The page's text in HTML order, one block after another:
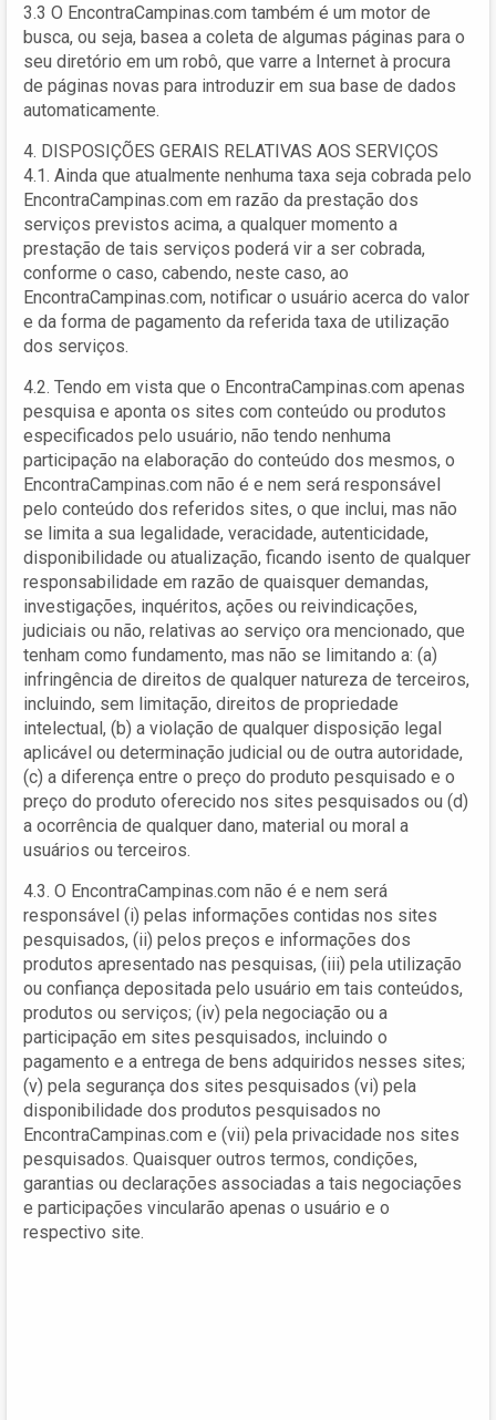
3.3 O EncontraCampinas.com também é um motor de
busca, ou seja, basea a coleta de algumas páginas para o
seu diretório em um robô, que varre a Internet à procura
de páginas novas para introduzir em sua base de dados
automaticamente.
4. DISPOSIÇÕES GERAIS RELATIVAS AOS SERVIÇOS
4.1. Ainda que atualmente nenhuma taxa seja cobrada pelo
EncontraCampinas.com em razão da prestação dos
serviços previstos acima, a qualquer momento a
prestação de tais serviços poderá vir a ser cobrada,
conforme o caso, cabendo, neste caso, ao
EncontraCampinas.com, notificar o usuário acerca do valor
e da forma de pagamento da referida taxa de utilização
dos serviços.
4.2. Tendo em vista que o EncontraCampinas.com apenas
pesquisa e aponta os sites com conteúdo ou produtos
especificados pelo usuário, não tendo nenhuma
participação na elaboração do conteúdo dos mesmos, o
EncontraCampinas.com não é e nem será responsável
pelo conteúdo dos referidos sites, o que inclui, mas não
se limita a sua legalidade, veracidade, autenticidade,
disponibilidade ou atualização, ficando isento de qualquer
responsabilidade em razão de quaisquer demandas,
investigações, inquéritos, ações ou reivindicações,
judiciais ou não, relativas ao serviço ora mencionado, que
tenham como fundamento, mas não se limitando a: (a)
infringência de direitos de qualquer natureza de terceiros,
incluindo, sem limitação, direitos de propriedade
intelectual, (b) a violação de qualquer disposição legal
aplicável ou determinação judicial ou de outra autoridade,
(c) a diferença entre o preço do produto pesquisado e o
preço do produto oferecido nos sites pesquisados ou (d)
a ocorrência de qualquer dano, material ou moral a
usuários ou terceiros.
4.3. O EncontraCampinas.com não é e nem será
responsável (i) pelas informações contidas nos sites
pesquisados, (ii) pelos preços e informações dos
produtos apresentado nas pesquisas, (iii) pela utilização
ou confiança depositada pelo usuário em tais conteúdos,
produtos ou serviços; (iv) pela negociação ou a
participação em sites pesquisados, incluindo o
pagamento e a entrega de bens adquiridos nesses sites;
(v) pela segurança dos sites pesquisados (vi) pela
disponibilidade dos produtos pesquisados no
EncontraCampinas.com e (vii) pela privacidade nos sites
pesquisados. Quaisquer outros termos, condições,
garantias ou declarações associadas a tais negociações
e participações vincularão apenas o usuário e o
respectivo site.